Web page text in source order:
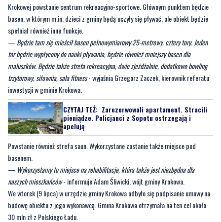
—Będzie tam się mieścił basen pełnowymiarowy 25-metrowy, cztery tory. Jeden
tor będzie wypłycony do nauki pływania, będzie również mniejszy basen dla
maluszków. Będzie także strefa rekreacyjna, dwie zjeżdżalnie, dodatkowo bowling
trzytorowy, siłownia, sala fitness- wyjaśnia Grzegorz Zaczek, kierownik referatu
inwestycji w gminie Krokowa.
CZYTAJ TEŻ:
Zarezerwowali apartament. Stracili
pieniądze. Policjanci z Sopotu ostrzegają i
apelują
Powstanie również strefa saun. Wykorzystane zostanie także miejsce pod
basenem.
—Wykorzystamy to miejsce na rehabilitacje, która także jest niezbędna dla
naszych mieszkańców- informuje Adam Śliwicki, wójt gminy Krokowa.
We wtorek (9 lipca) w urzędzie gminy Krokowa odbyło się podpisanie umowy na
budowę obiektu z jego wykonawcą. Gmina Krokowa otrzymała na ten cel około
30 mln zł z Polskiego Ładu.
—31, 32 mln należałoby zabezpieczyć. Basen będzie płatny dla wszystkich. Nawet
jeżeli będzie bezpłatny dla dzieci, to szkoły będą fakturowane. Chodzi o jawność
przepywów finansowych. Powołamy spółkę celową, która to będzie prowadziła